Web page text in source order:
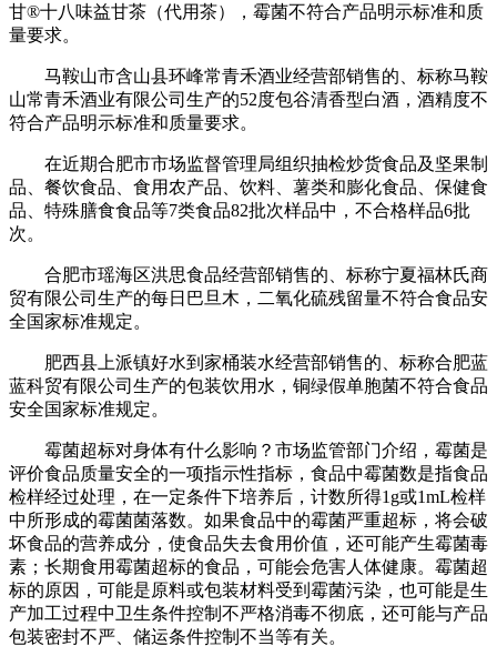
甘®十八味益甘茶（代用茶），霉菌不符合产品明示标准和质
量要求。
马鞍山市含山县环峰常青禾酒业经营部销售的、标称马鞍
山常青禾酒业有限公司生产的52度包谷清香型白酒，酒精度不
符合产品明示标准和质量要求。
在近期合肥市市场监督管理局组织抽检炒货食品及坚果制
品、餐饮食品、食用农产品、饮料、薯类和膨化食品、保健食
品、特殊膳食食品等7类食品82批次样品中，不合格样品6批
次。
合肥市瑶海区洪思食品经营部销售的、标称宁夏福林氏商
贸有限公司生产的每日巴旦木，二氧化硫残留量不符合食品安
全国家标准规定。
肥西县上派镇好水到家桶装水经营部销售的、标称合肥蓝
蓝科贸有限公司生产的包装饮用水，铜绿假单胞菌不符合食品
安全国家标准规定。
霉菌超标对身体有什么影响？市场监管部门介绍，霉菌是
评价食品质量安全的一项指示性指标，食品中霉菌数是指食品
检样经过处理，在一定条件下培养后，计数所得1g或1mL检样
中所形成的霉菌菌落数。如果食品中的霉菌严重超标，将会破
坏食品的营养成分，使食品失去食用价值，还可能产生霉菌毒
素；长期食用霉菌超标的食品，可能会危害人体健康。霉菌超
标的原因，可能是原料或包装材料受到霉菌污染，也可能是生
产加工过程中卫生条件控制不严格消毒不彻底，还可能与产品
包装密封不严、储运条件控制不当等有关。